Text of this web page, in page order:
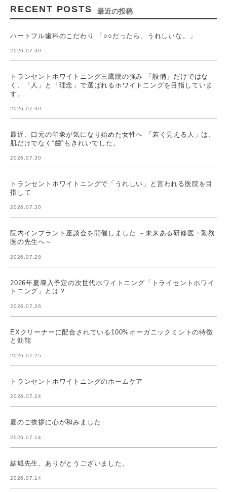
RECENT POSTS 最近の投稿
ハートフル歯科のこだわり 「○○だったら、うれしいな。」
2026.07.30
トランセントホワイトニング三鷹院の強み 「設備」だけではな
く、「人」と「理念」で選ばれるホワイトニングを目指していま
す。
2026.07.30
最近、口元の印象が気になり始めた女性へ 「若く見える人」は、
肌だけでなく“歯”もきれいでした。
2026.07.30
トランセントホワイトニングで「うれしい」と言われる医院を目
指して
2026.07.30
院内インプラント座談会を開催しました ～未来ある研修医・勤務
医の先生へ～
2026.07.28
2026年夏導入予定の次世代ホワイトニング「トライセントホワイ
トニング」とは？
2026.07.26
EXクリーナーに配合されている100%オーガニックミントの特徴
と効能
2026.07.25
トランセントホワイトニングのホームケア
2026.07.24
夏のご挨拶に心が和みました
2026.07.14
結城先生、ありがとうございました。
2026.07.14